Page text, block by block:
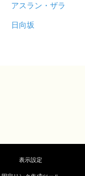
アスラン・ザラ
日向坂
表示設定